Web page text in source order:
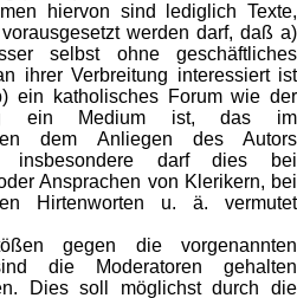
hiervon sind lediglich Texte,
werden darf, daß a)
selbst ohne geschäftliches
ihrer Verbreitung interessiert ist
ein katholisches Forum wie der
ein Medium ist, das im
dem Anliegen des Autors
insbesondere darf dies bei
Ansprachen von Klerikern, bei
Hirtenworten u. ä. vermutet
gegen die vorgenannten
die Moderatoren gehalten
Dies soll möglichst durch die